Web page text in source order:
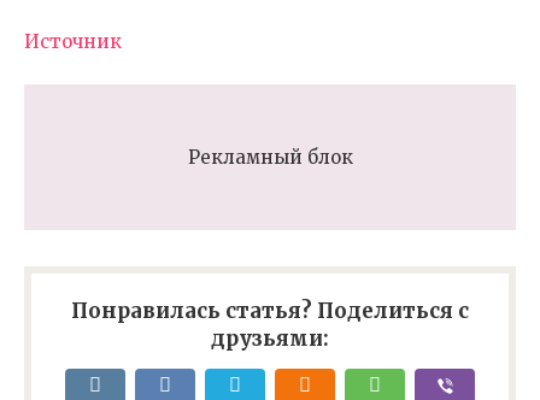
Источник
Рекламный блок
Понравилась статья? Поделиться с
друзьями: